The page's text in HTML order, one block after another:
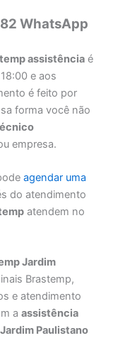
WhatsApp
assistência é
e aos
é feito por
forma você não
empresa.
agendar uma
do atendimento
atendem no
Jardim
Brastemp,
e atendimento
aassistência
Paulistano